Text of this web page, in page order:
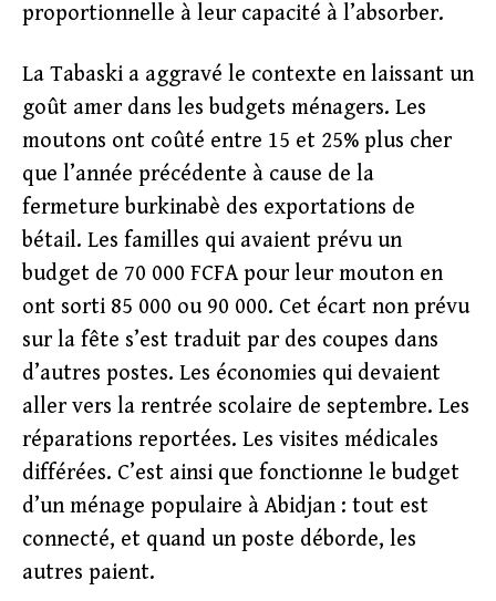
proportionnelle à leur capacité à l’absorber.
La Tabaski a aggravé le contexte en laissant un
goût amer dans les budgets ménagers. Les
moutons ont coûté entre 15 et 25% plus cher
que l’année précédente à cause de la
fermeture burkinabè des exportations de
bétail. Les familles qui avaient prévu un
budget de 70 000 FCFA pour leur mouton en
ont sorti 85 000 ou 90 000. Cet écart non prévu
sur la fête s’est traduit par des coupes dans
d’autres postes. Les économies qui devaient
aller vers la rentrée scolaire de septembre. Les
réparations reportées. Les visites médicales
différées. C’est ainsi que fonctionne le budget
d’un ménage populaire à Abidjan : tout est
connecté, et quand un poste déborde, les
autres paient.